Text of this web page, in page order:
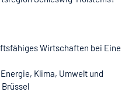
Wirtschaften bei Eine
Klima, Umwelt und